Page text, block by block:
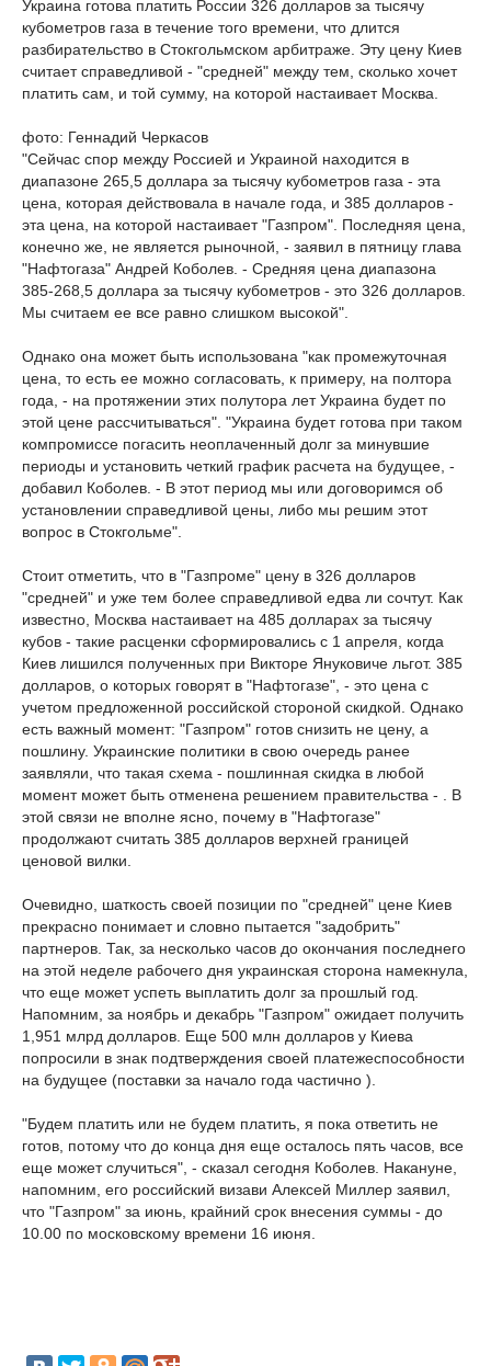
Украина готова платить России 326 долларов за тысячу
кубометров газа в течение того времени, что длится
разбирательство в Стокгольмском арбитраже. Эту цену Киев
считает справедливой - "средней" между тем, сколько хочет
платить сам, и той сумму, на которой настаивает Москва.
фото: Геннадий Черкасов
"Сейчас спор между Россией и Украиной находится в
диапазоне 265,5 доллара за тысячу кубометров газа - эта
цена, которая действовала в начале года, и 385 долларов -
эта цена, на которой настаивает "Газпром". Последняя цена,
конечно же, не является рыночной, - заявил в пятницу глава
"Нафтогаза" Андрей Коболев. - Средняя цена диапазона
385-268,5 доллара за тысячу кубометров - это 326 долларов.
Мы считаем ее все равно слишком высокой".
Однако она может быть использована "как промежуточная
цена, то есть ее можно согласовать, к примеру, на полтора
года, - на протяжении этих полутора лет Украина будет по
этой цене рассчитываться". "Украина будет готова при таком
компромиссе погасить неоплаченный долг за минувшие
периоды и установить четкий график расчета на будущее, -
добавил Коболев. - В этот период мы или договоримся об
установлении справедливой цены, либо мы решим этот
вопрос в Стокгольме".
Стоит отметить, что в "Газпроме" цену в 326 долларов
"средней" и уже тем более справедливой едва ли сочтут. Как
известно, Москва настаивает на 485 долларах за тысячу
кубов - такие расценки сформировались с 1 апреля, когда
Киев лишился полученных при Викторе Януковиче льгот. 385
долларов, о которых говорят в "Нафтогазе", - это цена с
учетом предложенной российской стороной скидкой. Однако
есть важный момент: "Газпром" готов снизить не цену, а
пошлину. Украинские политики в свою очередь ранее
заявляли, что такая схема - пошлинная скидка в любой
момент может быть отменена решением правительства - . В
этой связи не вполне ясно, почему в "Нафтогазе"
продолжают считать 385 долларов верхней границей
ценовой вилки.
Очевидно, шаткость своей позиции по "средней" цене Киев
прекрасно понимает и словно пытается "задобрить"
партнеров. Так, за несколько часов до окончания последнего
на этой неделе рабочего дня украинская сторона намекнула,
что еще может успеть выплатить долг за прошлый год.
Напомним, за ноябрь и декабрь "Газпром" ожидает получить
1,951 млрд долларов. Еще 500 млн долларов у Киева
попросили в знак подтверждения своей платежеспособности
на будущее (поставки за начало года частично ).
"Будем платить или не будем платить, я пока ответить не
готов, потому что до конца дня еще осталось пять часов, все
еще может случиться", - сказал сегодня Коболев. Накануне,
напомним, его российский визави Алексей Миллер заявил,
что "Газпром" за июнь, крайний срок внесения суммы - до
10.00 по московскому времени 16 июня.